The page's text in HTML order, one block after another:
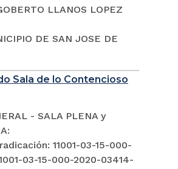
LLANOS LOPEZ
DE SAN JOSE DE
Sala de lo Contencioso
- SALA PLENA y
11001-03-15-000-
03-15-000-2020-03414-